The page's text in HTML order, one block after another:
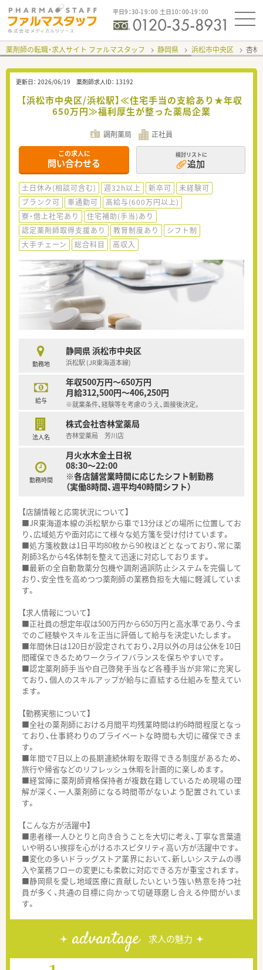
平日9：30-19：00 土日10：00-19：00
薬剤師の転職・求人サイト ファルマスタッフ 静岡県 浜松市中央区 杏林
更新日： 2026/06/19 薬剤師求人ID： 13192
【浜松市中央区/浜松駅】≪住宅手当の支給あり★年収
650万円≫福利厚生が整った薬局企業
調剤薬局 正社員
この求人に
問い合わせる
検討リストに
追加
土日休み(相談可含む) 週32h以上 新卒可
未経験可
ブランク可
車通勤可
高給与(600万円以上)
寮・借上社宅あり
住宅補助(手当)あり
認定薬剤師取得支援あり
教育制度あり
シフト制
大手チェーン
総合科目 高収入
勤務地
静岡県 浜松市中央区
浜松駅 (JR東海道本線)
給与
年収500万円～650万円
月給312,500円～406,250円
※就業条件、経験等を考慮のうえ、面接後決定。
法人名
株式会社杏林堂薬局
杏林堂薬局 芳川店
勤務時間
月火水木金土日祝
08:30～22:00
※各店舗営業時間に応じたシフト制勤務
（実働8時間、週平均40時間シフト）
【店舗情報と応需状況について】
■JR東海道本線の浜松駅から車で13分ほどの場所に位置してお
り、広域処方や面対応にて様々な処方箋を受け付けています。
■処方箋枚数は1日平均80枚から90枚ほどとなっており、常に薬
剤師3名から4名体制を整えて迅速に対応しております。
■最新の全自動散薬分包機や調剤過誤防止システムを完備して
おり、安全性を高めつつ薬剤師の業務負担を大幅に軽減していま
す。
【求人情報について】
■正社員の想定年収は500万円から650万円と高水準であり、今ま
でのご経験やスキルを正当に評価して給与を決定いたします。
■年間休日は120日が設定されており、2月以外の月は公休を10日
間確保できるためワークライフバランスを保ちやすいです。
■認定薬剤師手当や自己啓発手当など各種手当が非常に充実し
ており、個人のスキルアップが給与に直結する仕組みを整えてい
ます。
【勤務実態について】
■全社の薬剤師における月間平均残業時間は約6時間程度となっ
ており、仕事終わりのプライベートな時間も大切に確保できま
す。
■年間で7日以上の長期連続休暇を取得できる制度があるため、
旅行や帰省などのリフレッシュ休暇を計画的に楽しめます。
■経営陣に薬剤師資格保持者が複数在籍しているため現場の理
解が深く、一人薬剤師になる時間帯がないよう配置されていま
す。
【こんな方が活躍中】
■患者様一人ひとりと向き合うことを大切に考え、丁寧な言葉遣
いや明るい挨拶を心がけるホスピタリティ高い方が活躍中です。
■変化の多いドラッグストア業界において、新しいシステムの導
入や業務フローの変更にも柔軟に対応できる方が重宝されます。
■静岡県を愛し地域医療に貢献したいという強い熱意を持つ社
員が多く、共通の目標に向かって切磋琢磨し合える仲間がいま
す。
advantage 求人の魅力